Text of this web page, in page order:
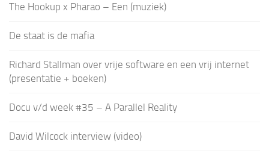
The Hookup x Pharao – Een (muziek)
De staat is de mafia
Richard Stallman over vrije software en een vrij internet
(presentatie + boeken)
Docu v/d week #35 – A Parallel Reality
David Wilcock interview (video)